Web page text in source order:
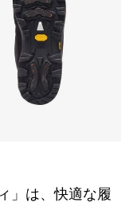
」は、快適な履